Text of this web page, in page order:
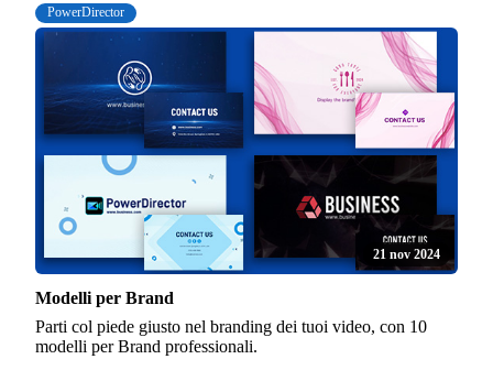
PowerDirector
21 nov 2024
Modelli per Brand
Parti col piede giusto nel branding dei tuoi video, con 10
modelli per Brand professionali.